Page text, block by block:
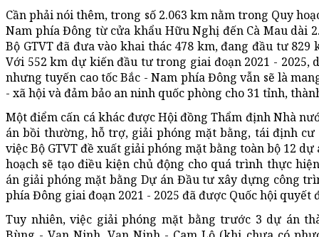
Cần phải nói thêm, trong số 2.063 km nằm trong Quy
Nam phía Đông từ cửa khẩu Hữu Nghị đến Cà Mau dài
Bộ GTVT đã đưa vào khai thác 478 km, đang đầu tư
Với 552 km dự kiến đầu tư trong giai đoạn 2021 - 2025,
nhưng tuyến cao tốc Bắc - Nam phía Đông vẫn sẽ là
- xã hội và đảm bảo an ninh quốc phòng cho 31 tỉnh,
Một điểm cấn cá khác được Hội đồng Thẩm định Nhà
án bồi thường, hỗ trợ, giải phóng mặt bằng, tái định
việc Bộ GTVT đề xuất giải phóng mặt bằng toàn bộ 12
hoạch sẽ tạo điều kiện chủ động cho quá trình thực
án giải phóng mặt bằng Dự án Đầu tư xây dựng công
phía Đông giai đoạn 2021 - 2025 đã được Quốc hội
Tuy nhiên, việc giải phóng mặt bằng trước 3 dự án